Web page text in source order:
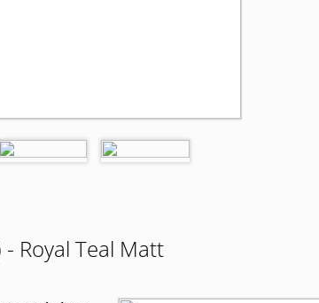
Royal Teal Matt